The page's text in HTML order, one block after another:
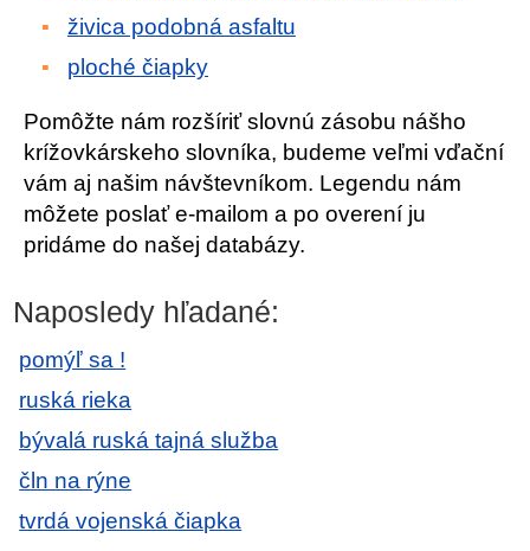
živica podobná asfaltu
ploché čiapky
Pomôžte nám rozšíriť slovnú zásobu nášho
krížovkárskeho slovníka, budeme veľmi vďační
vám aj našim návštevníkom. Legendu nám
môžete poslať e-mailom a po overení ju
pridáme do našej databázy.
Naposledy hľadané:
pomýľ sa !
ruská rieka
bývalá ruská tajná služba
čln na rýne
tvrdá vojenská čiapka